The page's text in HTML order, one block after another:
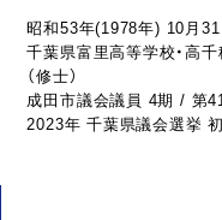
昭和53年(1978年) 10月31
千葉県富里高等学校・高
（修士）
成田市議会議員 4期 / 第
2023年 千葉県議会選挙